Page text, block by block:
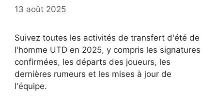
13 août 2025
Suivez toutes les activités de transfert d'été de
l'homme UTD en 2025, y compris les signatures
confirmées, les départs des joueurs, les
dernières rumeurs et les mises à jour de
l'équipe.